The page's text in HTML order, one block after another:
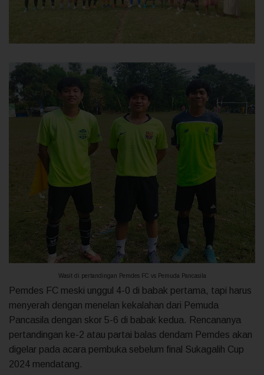
Wasit di pertandingan Pemdes FC vs Pemuda Pancasila
Pemdes FC meski unggul 4-0 di babak pertama, tapi harus
menyerah dengan menelan kekalahan dari Pemuda
Pancasila dengan skor 5-6 di babak kedua. Rencananya
pertandingan ke-2 atau partai balas dendam Pemdes akan
digelar pada acara pembuka sebelum final Sukagalih Cup
2024 mendatang.